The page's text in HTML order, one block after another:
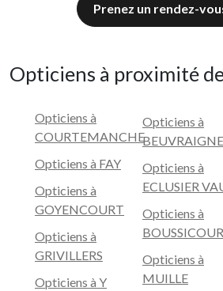
Prenez un rendez-
Opticiens à proximité
Opticiens à
COURTEMANCHE
Opticiens à FAY
Opticiens à
GOYENCOURT
Opticiens à
GRIVILLERS
Opticiens à Y
Opticiens à
Opticiens à
ECLUSIER
Opticiens à
Opticiens à
MUILLE